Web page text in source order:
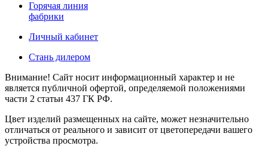
Горячая линия
фабрики
Личный кабинет
Стань дилером
Внимание! Сайт носит информационный характер и не
является публичной офертой, определяемой положениями
части 2 статьи 437 ГК РФ.
Цвет изделий размещенных на сайте, может незначительно
отличаться от реального и зависит от цветопередачи вашего
устройства просмотра.